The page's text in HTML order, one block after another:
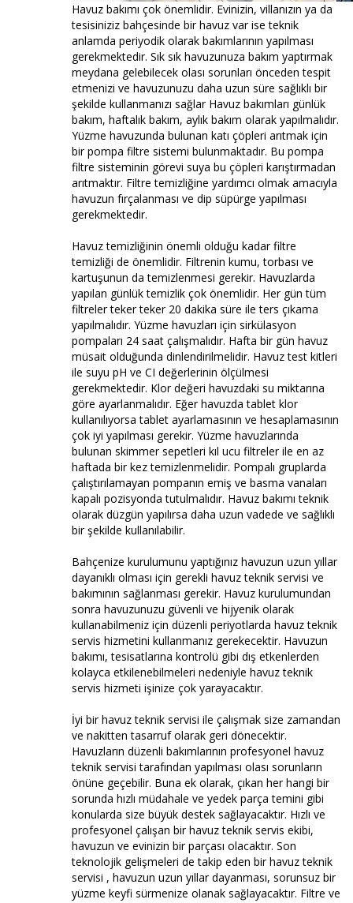
Havuz bakımı çok önemlidir. Evinizin, villanızın ya da
tesisiniziz bahçesinde bir havuz var ise teknik
anlamda periyodik olarak bakımlarının yapılması
gerekmektedir. Sık sık havuzunuza bakım yaptırmak
meydana gelebilecek olası sorunları önceden tespit
etmenizi ve havuzunuzu daha uzun süre sağlıklı bir
şekilde kullanmanızı sağlar Havuz bakımları günlük
bakım, haftalık bakım, aylık bakım olarak yapılmalıdır.
Yüzme havuzunda bulunan katı çöpleri arıtmak için
bir pompa filtre sistemi bulunmaktadır. Bu pompa
filtre sisteminin görevi suya bu çöpleri karıştırmadan
arıtmaktır. Filtre temizliğine yardımcı olmak amacıyla
havuzun fırçalanması ve dip süpürge yapılması
gerekmektedir.
Havuz temizliğinin önemli olduğu kadar filtre
temizliği de önemlidir. Filtrenin kumu, torbası ve
kartuşunun da temizlenmesi gerekir. Havuzlarda
yapılan günlük temizlik çok önemlidir. Her gün tüm
filtreler teker teker 20 dakika süre ile ters çıkama
yapılmalıdır. Yüzme havuzları için sirkülasyon
pompaları 24 saat çalışmalıdır. Hafta bir gün havuz
müsait olduğunda dinlendirilmelidir. Havuz test kitleri
ile suyu pH ve CI değerlerinin ölçülmesi
gerekmektedir. Klor değeri havuzdaki su miktarına
göre ayarlanmalıdır. Eğer havuzda tablet klor
kullanılıyorsa tablet ayarlamasının ve hesaplamasının
çok iyi yapılması gerekir. Yüzme havuzlarında
bulunan skimmer sepetleri kıl ucu filtreler ile en az
haftada bir kez temizlenmelidir. Pompalı gruplarda
çalıştırılamayan pompanın emiş ve basma vanaları
kapalı pozisyonda tutulmalıdır. Havuz bakımı teknik
olarak düzgün yapılırsa daha uzun vadede ve sağlıklı
bir şekilde kullanılabilir.
Bahçenize kurulumunu yaptığınız havuzun uzun yıllar
dayanıklı olması için gerekli havuz teknik servisi ve
bakımının sağlanması gerekir. Havuz kurulumundan
sonra havuzunuzu güvenli ve hijyenik olarak
kullanabilmeniz için düzenli periyotlarda havuz teknik
servis hizmetini kullanmanız gerekecektir. Havuzun
bakımı, tesisatlarına kontrolü gibi dış etkenlerden
kolayca etkilenebilmeleri nedeniyle havuz teknik
servis hizmeti işinize çok yarayacaktır.
İyi bir havuz teknik servisi ile çalışmak size zamandan
ve nakitten tasarruf olarak geri dönecektir.
Havuzların düzenli bakımlarının profesyonel havuz
teknik servisi tarafından yapılması olası sorunların
önüne geçebilir. Buna ek olarak, çıkan her hangi bir
sorunda hızlı müdahale ve yedek parça temini gibi
konularda size büyük destek sağlayacaktır. Hızlı ve
profesyonel çalışan bir havuz teknik servis ekibi,
havuzun ve evinizin bir parçası olacaktır. Son
teknolojik gelişmeleri de takip eden bir havuz teknik
servisi , havuzun uzun yıllar dayanması, sorunsuz bir
yüzme keyfi sürmenize olanak sağlayacaktır. Filtre ve